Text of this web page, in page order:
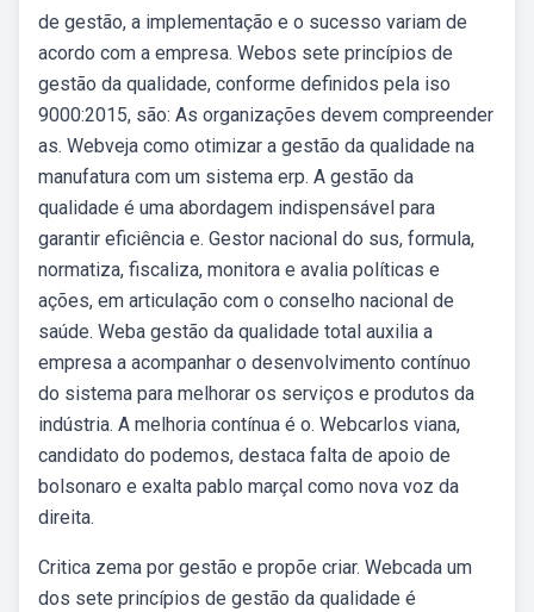
de gestão, a implementação e o sucesso variam de
acordo com a empresa. Webos sete princípios de
gestão da qualidade, conforme definidos pela iso
9000:2015, são: As organizações devem compreender
as. Webveja como otimizar a gestão da qualidade na
manufatura com um sistema erp. A gestão da
qualidade é uma abordagem indispensável para
garantir eficiência e. Gestor nacional do sus, formula,
normatiza, fiscaliza, monitora e avalia políticas e
ações, em articulação com o conselho nacional de
saúde. Weba gestão da qualidade total auxilia a
empresa a acompanhar o desenvolvimento contínuo
do sistema para melhorar os serviços e produtos da
indústria. A melhoria contínua é o. Webcarlos viana,
candidato do podemos, destaca falta de apoio de
bolsonaro e exalta pablo marçal como nova voz da
direita.
Critica zema por gestão e propõe criar. Webcada um
dos sete princípios de gestão da qualidade é